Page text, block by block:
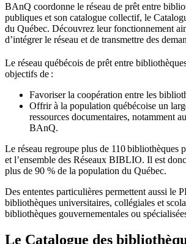
BAnQ coordonne le réseau de prêt entre
publiques et son catalogue collectif, le
du Québec. Découvrez leur fonctionnement
d’intégrer le réseau et de transmettre des
Le réseau québécois de prêt entre
objectifs de :
Favoriser la coopération entre les
Offrir à la population québécoise un
ressources documentaires, notamment
BAnQ.
Le réseau regroupe plus de 110bibliothèques
et l’ensemble des Réseaux BIBLIO. Il est donc
plus de 90 % de la population du Québec.
Des ententes particulières permettent aussi le
bibliothèques universitaires, collégiales et
bibliothèques gouvernementales ou
Le Catalogue des